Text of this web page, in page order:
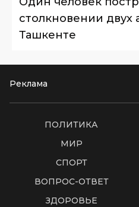
столкновении двух
Ташкенте
Реклама
ПОЛИТИКА
МИР
СПОРТ
ВОПРОС-ОТВЕТ
ЗДОРОВЬЕ